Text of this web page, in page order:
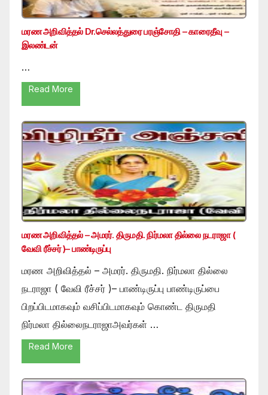
மரண அறிவித்தல் Dr.செல்லத்துரை பரஞ்சோதி – காரைதீவு –
இலண்டன்
…
Read More
மரண அறிவித்தல் – அமரர். திருமதி. நிர்மலா தில்லை நடராஜா (
வேவி ரீச்சர் )– பாண்டிருப்பு
மரண அறிவித்தல் – அமரர். திருமதி. நிர்மலா தில்லை
நடராஜா ( வேவி ரீச்சர் )– பாண்டிருப்பு பாண்டிருப்பை
பிறப்பிடமாகவும் வசிப்பிடமாகவும் கொண்ட திருமதி
நிர்மலா தில்லைநடராஜாஅவர்கள் …
Read More